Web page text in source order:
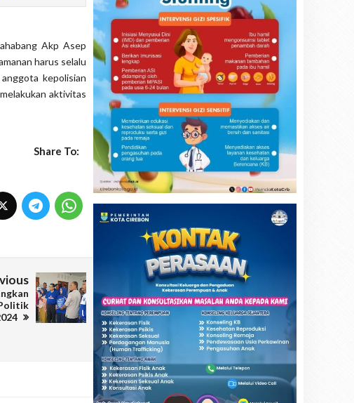
Akp Asep
harus selalu
kepolisian
aktivitas
Share To: